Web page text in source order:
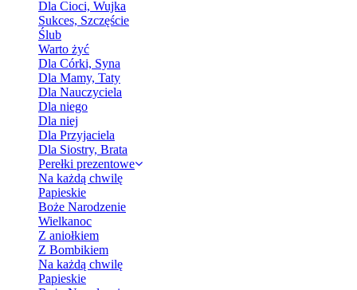
Dla Cioci, Wujka
Sukces, Szczęście
Ślub
Warto żyć
Dla Córki, Syna
Dla Mamy, Taty
Dla Nauczyciela
Dla niego
Dla niej
Dla Przyjaciela
Dla Siostry, Brata
Perełki prezentowe
Na każdą chwilę
Papieskie
Boże Narodzenie
Wielkanoc
Z aniołkiem
Z Bombikiem
Na każdą chwilę
Papieskie